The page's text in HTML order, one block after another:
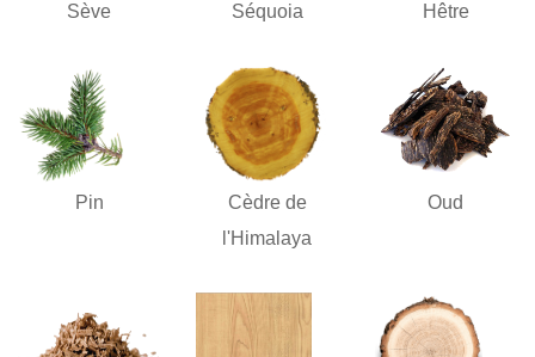
Sève Séquoia Hêtre
Pin
Cèdre de
l'Himalaya
Oud